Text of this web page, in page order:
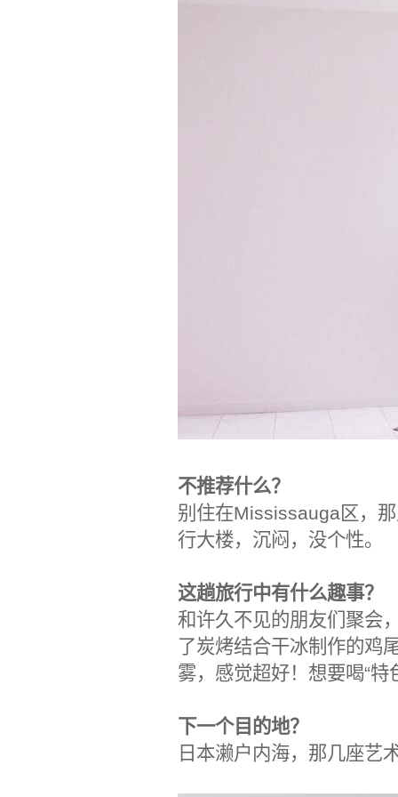
不推荐什么？
别住在Mississauga区，
行大楼，沉闷，没个性。
这趟旅行中有什么趣事？
和许久不见的朋友们聚会
了炭烤结合干冰制作的鸡
雾，感觉超好！想要喝“特
下一个目的地？
日本濑户内海，那几座艺